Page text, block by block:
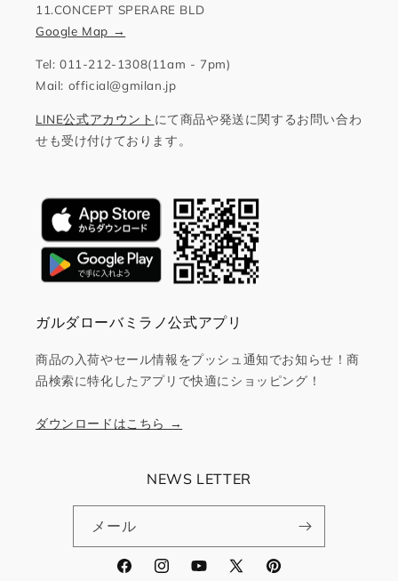
11.CONCEPT SPERARE BLD
Google Map →
Tel: 011-212-1308(11am - 7pm)
Mail: official@gmilan.jp
LINE公式アカウント にて商品や発送に関するお問い合わ
せも受け付けております。
ガルダローバミラノ公式アプリ
商品の入荷やセール情報をプッシュ通知でお知らせ！商
品検索に特化したアプリで快適にショッピング！
ダウンロードはこちら →
NEWS LETTER
メール
FacebookInstagramYouTube
X Pinterest